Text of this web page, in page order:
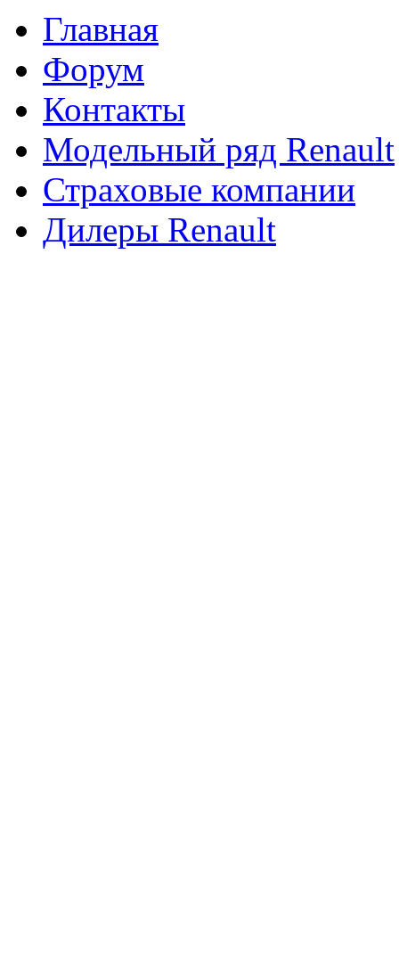
Главная
Форум
Контакты
Модельный ряд Renault
Страховые компании
Дилеры Renault